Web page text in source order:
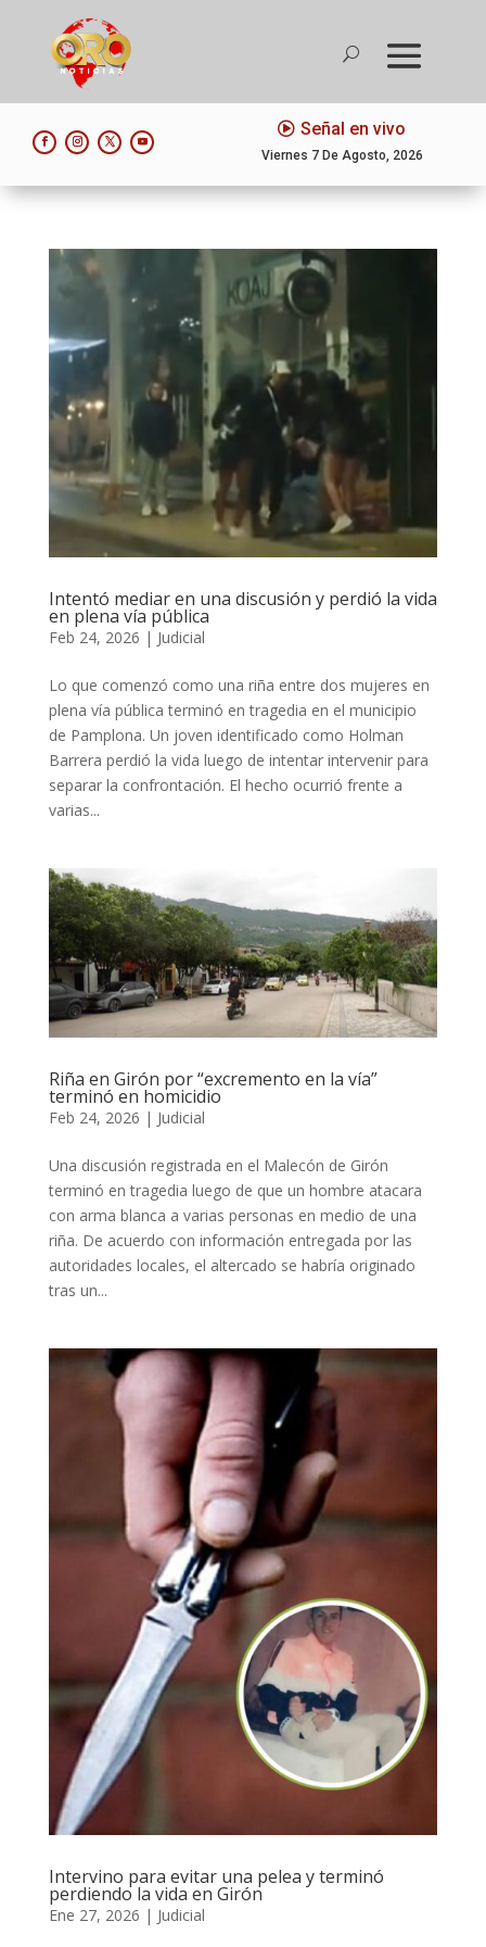
Señal en vivo
Viernes 7 De Agosto, 2026
Intentó mediar en una discusión y perdió la vida
en plena vía pública
Feb 24, 2026 | Judicial
Lo que comenzó como una riña entre dos mujeres en
plena vía pública terminó en tragedia en el municipio
de Pamplona. Un joven identificado como Holman
Barrera perdió la vida luego de intentar intervenir para
separar la confrontación. El hecho ocurrió frente a
varias...
Riña en Girón por “excremento en la vía”
terminó en homicidio
Feb 24, 2026 | Judicial
Una discusión registrada en el Malecón de Girón
terminó en tragedia luego de que un hombre atacara
con arma blanca a varias personas en medio de una
riña. De acuerdo con información entregada por las
autoridades locales, el altercado se habría originado
tras un...
Intervino para evitar una pelea y terminó
perdiendo la vida en Girón
Ene 27, 2026 | Judicial